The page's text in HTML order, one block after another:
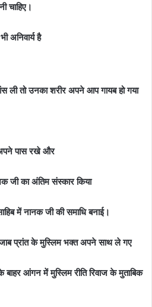
चाहिए।
अनिवार्य है
ली तो उनका शरीर अपने आप गायब हो गया
पास रखे और
जी का अंतिम संस्कार किया
में नानक जी की समाधि बनाई।
प्रांत के मुस्लिम भक्त अपने साथ ले गए
बाहर आंगन में मुस्लिम रीति रिवाज के मुताबिक